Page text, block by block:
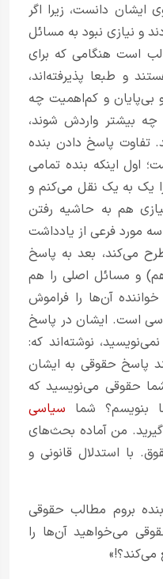
ایشان دانست، زیرا اگر
و نیازی نبود به مسائل
است هنگامی که برای
و طبعا پذیرفته‌اند،
بی‌پایان و کم‌اهمیت چه
چه بیشتر واردش شوند،
تفاوت پاسخ دادن بنده
اول اینکه بنده تمامی
یک به یک نقل می‌کنم و
هم به حاشیه رفتن
مورد فرعی از یادداشت
می‌کند، بعد به پاسخ
و مسائل اصلی را هم
خواننده آن‌ها را فراموش
است. ایشان در پاسخ
نوشته‌اند که:
پاسخ حقوقی به ایشان
حقوقی می‌نویسید که
بنویسم؟ شما سیاسی
من آماده بحث‌های
با استدلال قانونی و
بروم مطالب حقوقی
می‌خواهید آن‌ها را
می‌کند؟!»